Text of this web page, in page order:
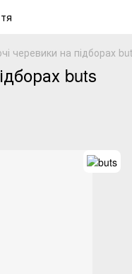
черевики на підборах
buts